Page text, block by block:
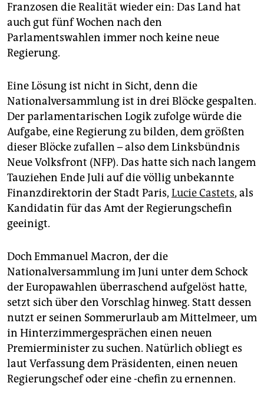
Franzosen die Realität wieder ein: Das Land hat
auch gut fünf Wochen nach den
Parlamentswahlen immer noch keine neue
Regierung.
Eine Lösung ist nicht in Sicht, denn die
Nationalversammlung ist in drei Blöcke gespalten.
Der parlamentarischen Logik zufolge würde die
Aufgabe, eine Regierung zu bilden, dem größten
dieser Blöcke zufallen – also dem Linksbündnis
Neue Volksfront (NFP). Das hatte sich nach langem
Tauziehen Ende Juli auf die völlig unbekannte
Finanzdirektorin der Stadt Paris, Lucie Castets, als
Kandidatin für das Amt der Regierungschefin
geeinigt.
Doch Emmanuel Macron, der die
Nationalversammlung im Juni unter dem Schock
der Europawahlen überraschend aufgelöst hatte,
setzt sich über den Vorschlag hinweg. Statt dessen
nutzt er seinen Sommerurlaub am Mittelmeer, um
in Hinterzimmergesprächen einen neuen
Premierminister zu suchen. Natürlich obliegt es
laut Verfassung dem Präsidenten, einen neuen
Regierungschef oder eine -chefin zu ernennen.